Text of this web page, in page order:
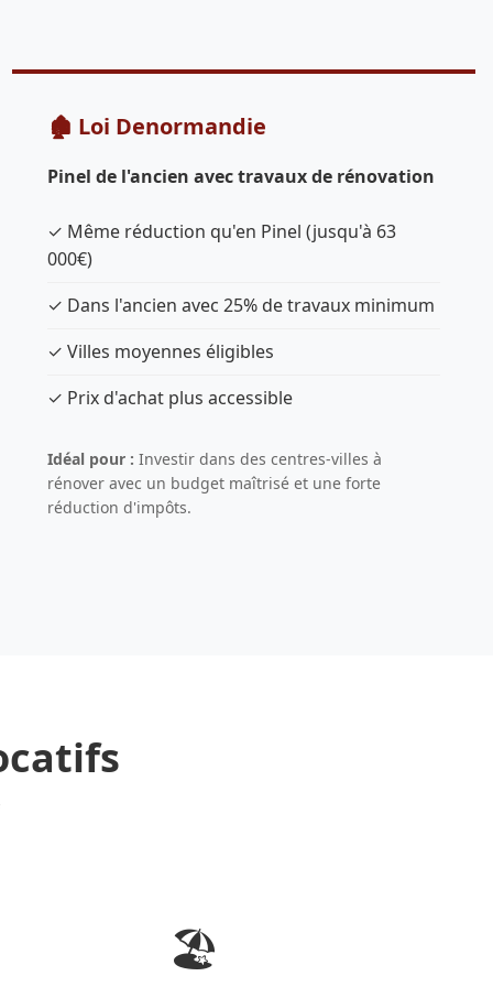
🏚️ Loi Denormandie
Pinel de l'ancien avec travaux de rénovation
✓ Même réduction qu'en Pinel (jusqu'à 63
000€)
✓ Dans l'ancien avec 25% de travaux minimum
✓ Villes moyennes éligibles
✓ Prix d'achat plus accessible
Idéal pour : Investir dans des centres-villes à
rénover avec un budget maîtrisé et une forte
réduction d'impôts.
🏖️